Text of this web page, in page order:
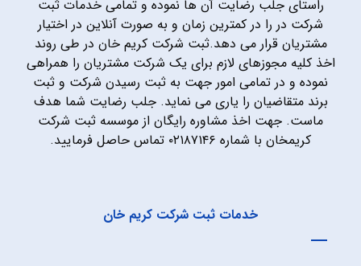
راستای جلب رضایت آن ها نموده و تمامی خدمات ثبت
شرکت در را در کمترین زمان و به صورت آنلاین در اختیار
مشتریان قرار می دهد.ثبت شرکت کریم خان در طی روند
اخذ کلیه مجوزهای لازم برای یک شرکت مشتریان را همراهی
نموده و در تمامی امور جهت به ثبت رسیدن شرکت و ثبت
برند متقاضیان را یاری می نماید. جلب رضایت شما هدف
ماست. جهت اخذ مشاوره رایگان از موسسه ثبت شرکت
کریمخان با شماره ۰۲۱۸۷۱۴۶ تماس حاصل فرمایید.
خدمات ثبت شرکت کریم خان